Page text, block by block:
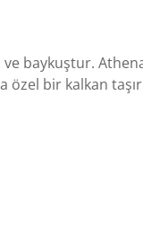
baykuştur.
özel bir kalkan